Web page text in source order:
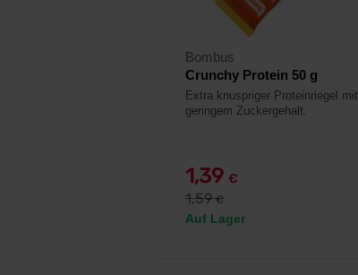
Bombus
Crunchy Protein 50 g
Extra knuspriger Proteinriegel mit
geringem Zuckergehalt.
1,39 €
1,59€
Auf Lager